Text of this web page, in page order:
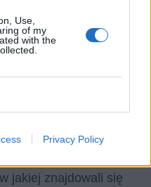
Use,
of my
with the
Privacy Policy
na celu
całej
sarmata
takie jak
się ideałów, o
jakiej znajdowali się